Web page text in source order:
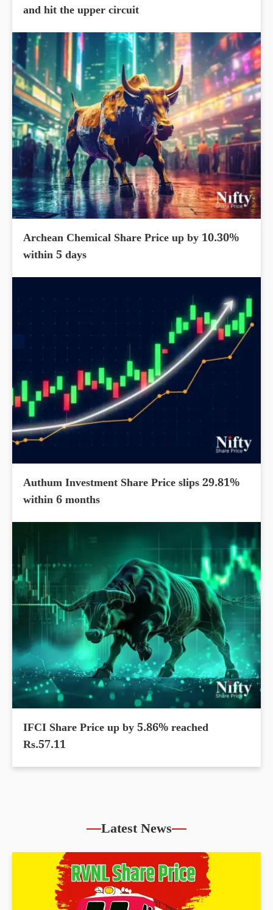
and hit the upper circuit
Archean Chemical Share Price up by 10.30%
within 5 days
Authum Investment Share Price slips 29.81%
within 6 months
IFCI Share Price up by 5.86% reached
Rs.57.11
Latest News